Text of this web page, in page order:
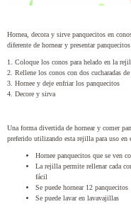
Hornea, decora y sirve panquecitos en
diferente de hornear y presentar
1. Coloque los conos para helado en la
2. Rellene los conos con dos cucharadas de
3. Hornee y deje enfriar los panquecitos
4. Decore y sirva
Una forma divertida de hornear y comer
preferido utilizando esta rejilla para uso en
Hornee panquecitos que se ven
La rejilla permite rellenar cada
fácil
Se puede hornear 12 panquecitos
Se puede lavar en lavavajillas